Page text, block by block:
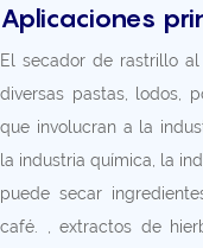
Aplicaciones
El secador de rastrillo
diversas pastas, lodos,
que involucran a la
la industria química, la
puede secar
café. , extractos de